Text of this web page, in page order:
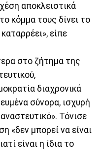
αποκλειστικά
κόμμα τους δίνει το
είπε
στο ζήτημα της
διαχρονικά
σύνορα, ισχυρή
Τόνισε
«δεν μπορεί να είναι
είναι η ίδια το